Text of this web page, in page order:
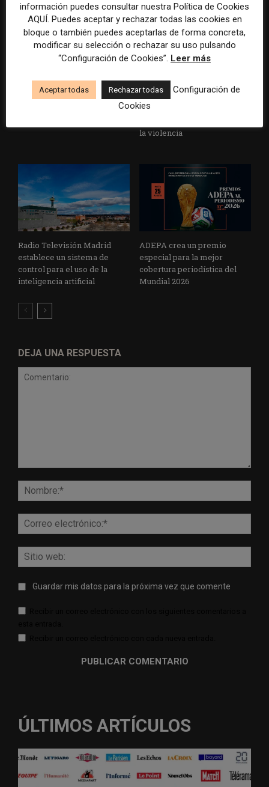
La Marea cierra 2025 con
superávit, pero su
El Premio Gabo 2026
reconoce cinco historias de
Brasil, España y El Salvador
la violencia
Radio Televisión Madrid
establece un sistema de
control para el uso de la
inteligencia artificial
ADEPA crea un premio
especial para la mejor
cobertura periodística del
Mundial 2026
DEJA UNA RESPUESTA
Guardar mis datos para la próxima vez que comente
ÚLTIMOS ARTÍCULOS
información puedes consultar nuestra Política de Cookies
AQUÍ. Puedes aceptar y rechazar todas las cookies en
bloque o también puedes aceptarlas de forma concreta,
modificar su selección o rechazar su uso pulsando
“Configuración de Cookies”. Leer más
Aceptar todas Rechazar todas
Configuración de
Cookies